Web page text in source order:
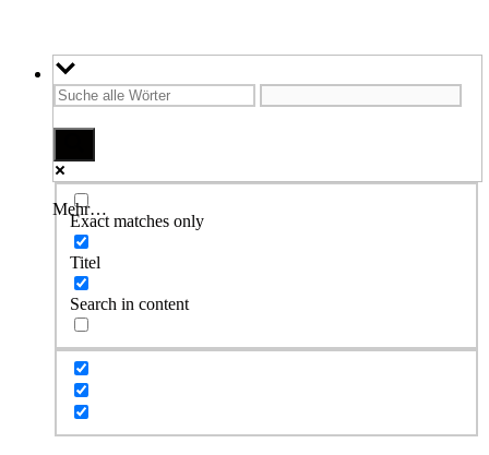
Mehr…
Exact matches only
Titel
Search in content